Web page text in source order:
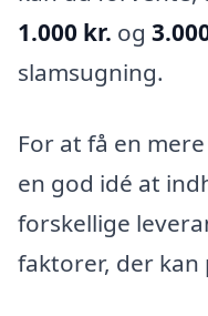
1.000 kr. og
slamsugning.
For at få en
en god idé at
forskellige
faktorer, der kan